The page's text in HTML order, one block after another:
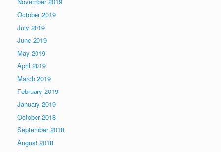
October 2019
July 2019
June 2019
May 2019
April 2019
March 2019
February 2019
January 2019
October 2018
September 2018
August 2018